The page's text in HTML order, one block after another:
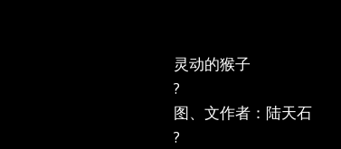
灵动的猴子
?
图、文作者：陆天石
?